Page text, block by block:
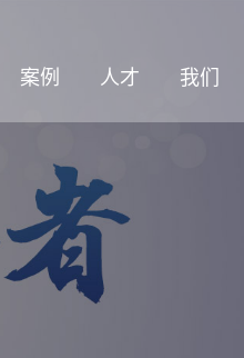
案例 人才 我们